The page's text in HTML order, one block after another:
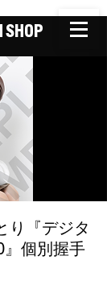
SHOP
り『デジタ
』個別握手